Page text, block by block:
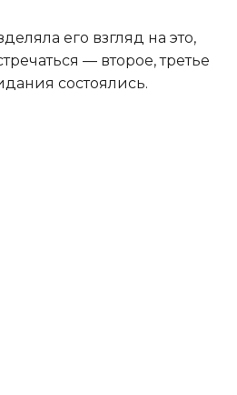
его взгляд на это,
— второе, третье
состоялись.